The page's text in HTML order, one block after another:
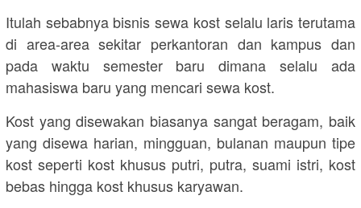
Itulah sebabnya bisnis sewa kost selalu laris terutama
di area-area sekitar perkantoran dan kampus dan
pada waktu semester baru dimana selalu ada
mahasiswa baru yang mencari sewa kost.
Kost yang disewakan biasanya sangat beragam, baik
yang disewa harian, mingguan, bulanan maupun tipe
kost seperti kost khusus putri, putra, suami istri, kost
bebas hingga kost khusus karyawan.